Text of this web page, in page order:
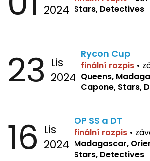
2024 Stars, Detectives
23 Lis
2024
Rycon Cup
finální rozpis •
Queens,
Capone, Stars,
16 Lis
2024
OP SS a DT
finální rozpis •
Madagascar,
Stars, Detectives